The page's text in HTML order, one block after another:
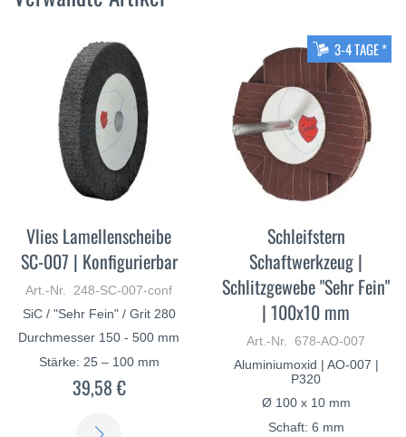
Vlies Lamellenscheibe
SC-007 | Konfigurierbar
Art.-Nr. 248-SC-007-conf
SiC / "Sehr Fein" / Grit 280
Durchmesser 150 - 500 mm
Stärke: 25 – 100 mm
39,58 €
3-4 TAGE *
Schleifstern
Schaftwerkzeug |
Schlitzgewebe "Sehr Fein"
| 100x10 mm
Art.-Nr. 678-AO-007
Aluminiumoxid | AO-007 |
P320
Ø 100 x 10 mm
Schaft: 6 mm